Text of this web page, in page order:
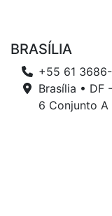
BRASÍLIA
+55 61
Brasília • DF
6 Conjunto A